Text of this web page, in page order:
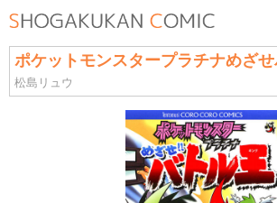
ポケットモンスタープラチナめざ
松島リュウ